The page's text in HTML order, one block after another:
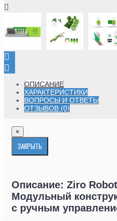
ОПИСАНИЕ
ХАРАКТЕРИСТИКИ
ВОПРОСЫ И ОТВЕТЫ
ОТЗЫВОВ (0)
×
ЗАКРЫТЬ
Описание: Ziro
Модульный
с ручным